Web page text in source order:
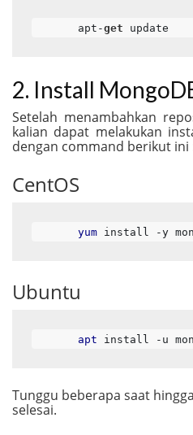
apt-get update
2. Install
Setelah menambahkan
kalian dapat melakukan
dengan command berikut ini
CentOS
yum install -y
Ubuntu
apt install -u
Tunggu beberapa saat
selesai.